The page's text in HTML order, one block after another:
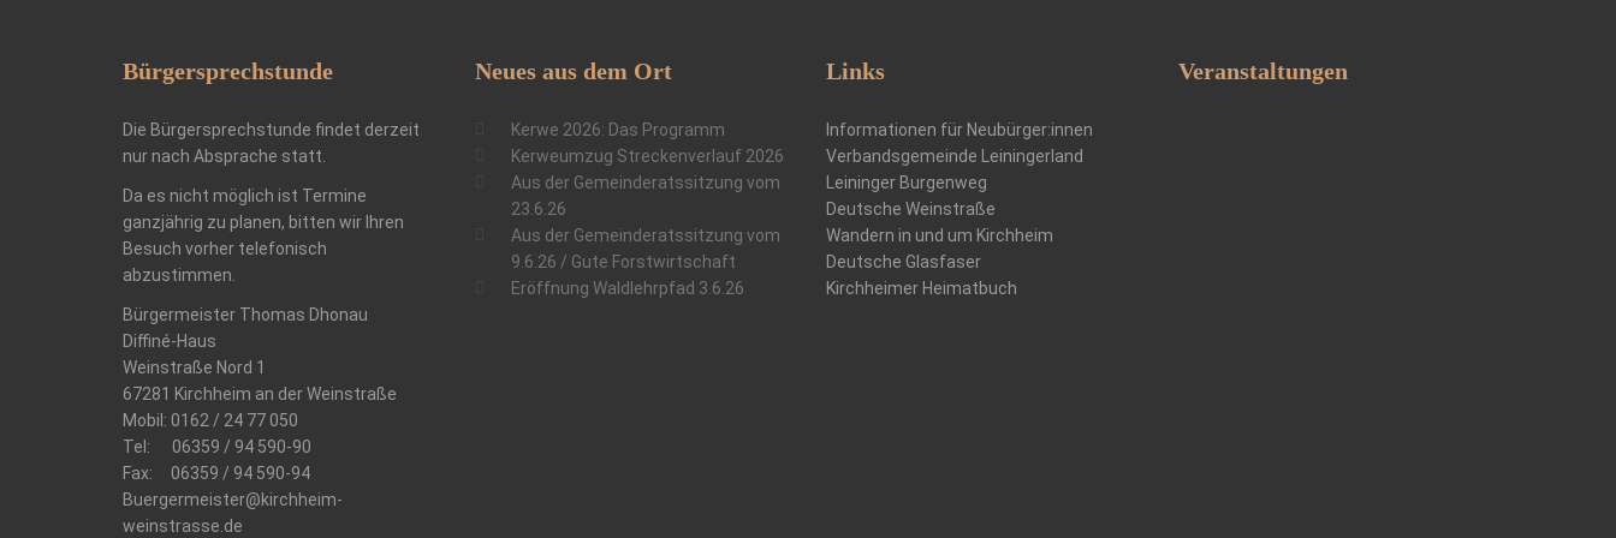
Bürgersprechstunde
Die Bürgersprechstunde findet derzeit
nur nach Absprache statt.
Da es nicht möglich ist Termine
ganzjährig zu planen, bitten wir Ihren
Besuch vorher telefonisch
abzustimmen.
Bürgermeister Thomas Dhonau
Diffiné-Haus
​Weinstraße Nord 1
67281 Kirchheim an der Weinstraße
Mobil: 0162 / 24 77 050
Tel: 06359 / 94 590-90
Fax: 06359 / 94 590-94
Buergermeister@kirchheim-
weinstrasse.de
Neuesaus dem Ort
Kerwe 2026: Das Programm
Kerweumzug Streckenverlauf 2026
Aus der Gemeinderatssitzung vom
23.6.26
Aus der Gemeinderatssitzung vom
9.6.26 / Gute Forstwirtschaft
Eröffnung Waldlehrpfad 3.6.26
Links
Informationen für Neubürger:innen
Verbandsgemeinde Leiningerland
Leininger Burgenweg
Deutsche Weinstraße
Wandern in und um Kirchheim
Deutsche Glasfaser
Kirchheimer Heimatbuch
Veranstaltungen